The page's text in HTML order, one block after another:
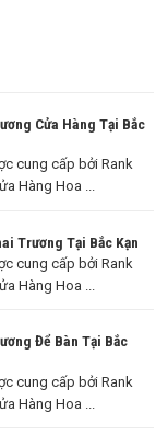
Cửa Hàng Tại Bắc
cung cấp bởi Rank
Hàng Hoa ...
Trương Tại Bắc Kạn
cung cấp bởi Rank
Hàng Hoa ...
Để Bàn Tại Bắc
cung cấp bởi Rank
Hàng Hoa ...